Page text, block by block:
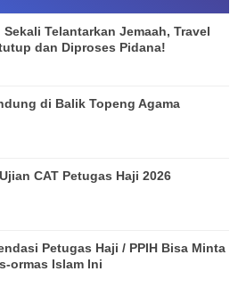
Sekali Telantarkan Jemaah, Travel
dan Diproses Pidana!
di Balik Topeng Agama
CAT Petugas Haji 2026
Petugas Haji / PPIH Bisa Minta
ormas Islam Ini